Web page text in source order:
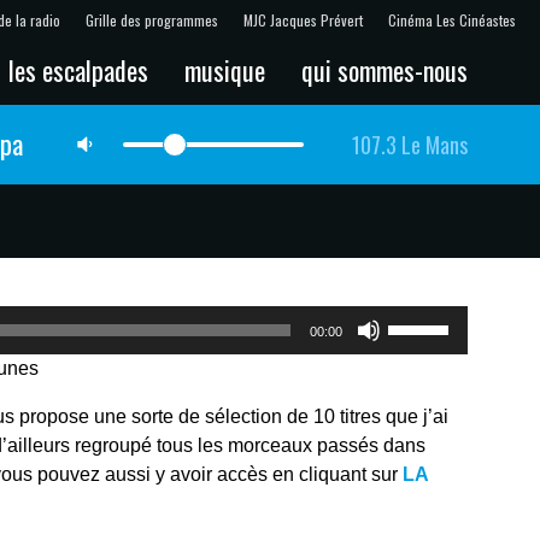
la radio Grille des programmes MJC Jacques Prévert Cinéma Les Cinéastes
les escalpades musique qui sommes-nous
107.3 Le Mans
00:00
haut/bas
pour
augmenter
propose une sorte de sélection de 10 titres que j’ai
regroupé tous les morceaux passés dans
pouvez aussi y avoir accès en cliquant sur LA